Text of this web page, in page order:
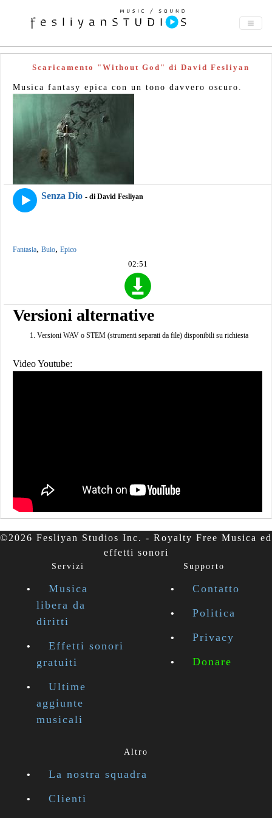
Scaricamento "Without God" di David Fesliyan
Musica fantasy epica con un tono davvero oscuro.
Senza Dio - di David Fesliyan
Fantasia, Buio, Epico
02:51
Versioni alternative
Versioni WAV o STEM (strumenti separati da file) disponibili su richiesta
Video Youtube:
©2026 Fesliyan Studios Inc. - Royalty Free Musica ed
effetti sonori
Servizi
Musica
libera da
diritti
Effetti sonori
gratuiti
Ultime
aggiunte
musicali
Supporto
Contatto
Politica
Privacy
Donare
Altro
La nostra squadra
Clienti